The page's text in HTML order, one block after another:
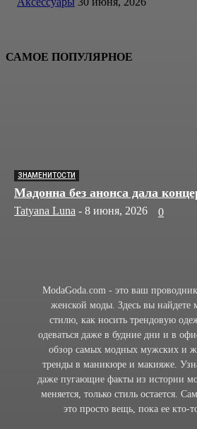
САМОЕ ПОПУЛЯРНОЕ
ЗНАМЕНИТОСТИ
Мадонна без анонса дала
Tatyana Luna - 8 июня, 2026 0
ModaGoda.com - это ваш
женской моды. Здесь вы найдете
стилю, как носить трендовую
одеваться даже в будние дни и в
обзор самых модных мужских и
тренды в маникюре и макияже.
даже пугающие факты из истории
меняется, только стиль остается.
это просто вещь, пока ее кто-